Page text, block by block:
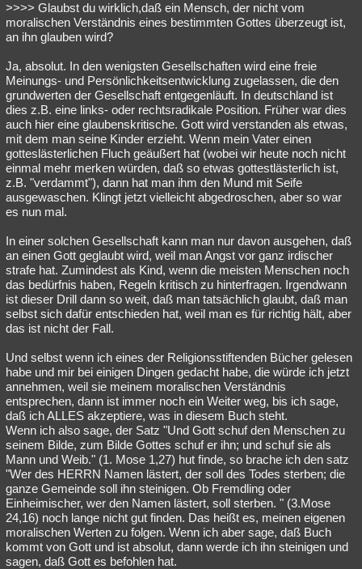
>>>> Glaubst du wirklich,daß ein Mensch, der nicht vom
moralischen Verständnis eines bestimmten Gottes überzeugt ist,
an ihn glauben wird?
Ja, absolut. In den wenigsten Gesellschaften wird eine freie
Meinungs- und Persönlichkeitsentwicklung zugelassen, die den
grundwerten der Gesellschaft entgegenläuft. In deutschland ist
dies z.B. eine links- oder rechtsradikale Position. Früher war dies
auch hier eine glaubenskritische. Gott wird verstanden als etwas,
mit dem man seine Kinder erzieht. Wenn mein Vater einen
gotteslästerlichen Fluch geäußert hat (wobei wir heute noch nicht
einmal mehr merken würden, daß so etwas gottestlästerlich ist,
z.B. "verdammt"), dann hat man ihm den Mund mit Seife
ausgewaschen. Klingt jetzt vielleicht abgedroschen, aber so war
es nun mal.
In einer solchen Gesellschaft kann man nur davon ausgehen, daß
an einen Gott geglaubt wird, weil man Angst vor ganz irdischer
strafe hat. Zumindest als Kind, wenn die meisten Menschen noch
das bedürfnis haben, Regeln kritisch zu hinterfragen. Irgendwann
ist dieser Drill dann so weit, daß man tatsächlich glaubt, daß man
selbst sich dafür entschieden hat, weil man es für richtig hält, aber
das ist nicht der Fall.
Und selbst wenn ich eines der Religionsstiftenden Bücher gelesen
habe und mir bei einigen Dingen gedacht habe, die würde ich jetzt
annehmen, weil sie meinem moralischen Verständnis
entsprechen, dann ist immer noch ein Weiter weg, bis ich sage,
daß ich ALLES akzeptiere, was in diesem Buch steht.
Wenn ich also sage, der Satz "Und Gott schuf den Menschen zu
seinem Bilde, zum Bilde Gottes schuf er ihn; und schuf sie als
Mann und Weib." (1. Mose 1,27) hut finde, so brache ich den satz
"Wer des HERRN Namen lästert, der soll des Todes sterben; die
ganze Gemeinde soll ihn steinigen. Ob Fremdling oder
Einheimischer, wer den Namen lästert, soll sterben. " (3.Mose
24,16) noch lange nicht gut finden. Das heißt es, meinen eigenen
moralischen Werten zu folgen. Wenn ich aber sage, daß Buch
kommt von Gott und ist absolut, dann werde ich ihn steinigen und
sagen, daß Gott es befohlen hat.